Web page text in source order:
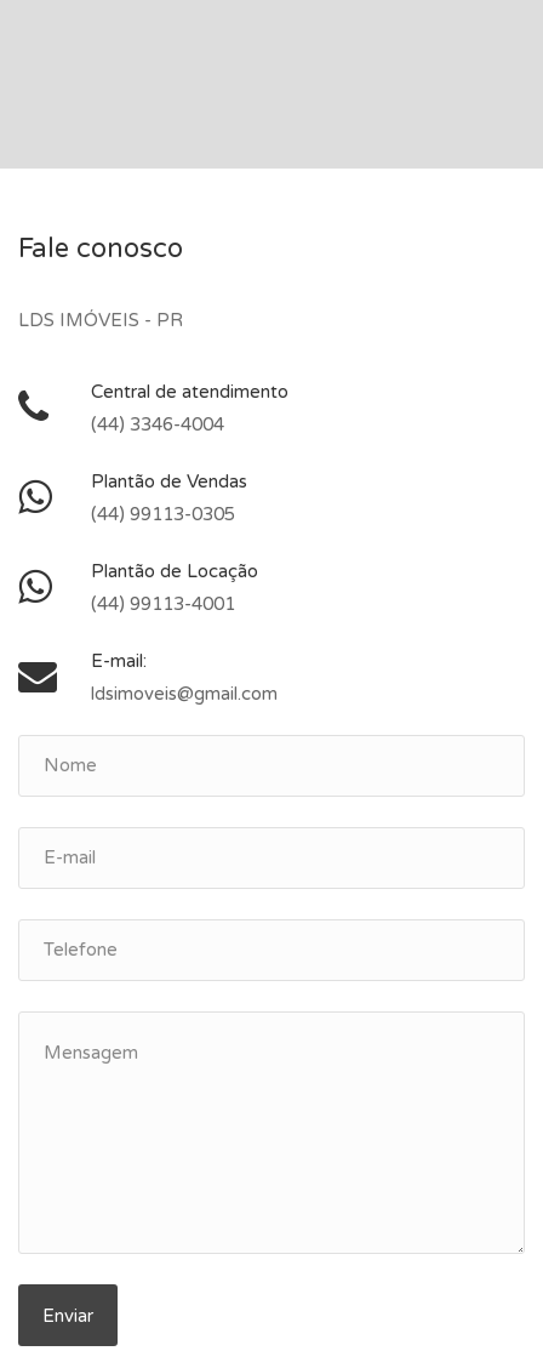
Fale conosco
LDS IMÓVEIS - PR
Central de atendimento
(44) 3346-4004
Plantão de Vendas
(44) 99113-0305
Plantão de Locação
(44) 99113-4001
E-mail:
ldsimoveis@gmail.com